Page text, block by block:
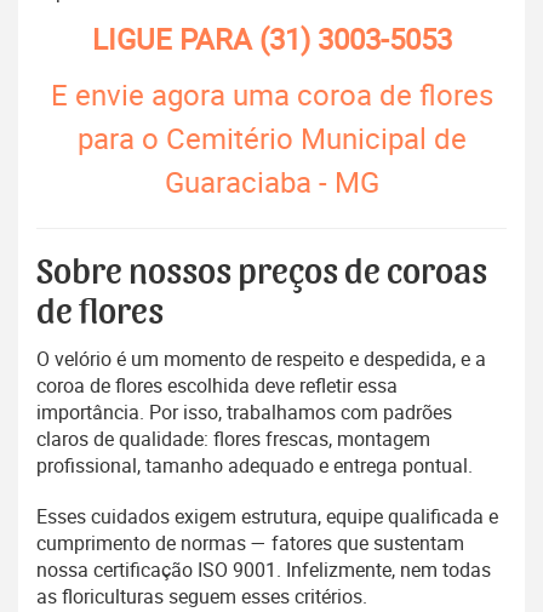
LIGUE PARA(31) 3003-5053
E envie agora uma coroa de flores
para o Cemitério Municipal de
Guaraciaba - MG
Sobre nossos preços de coroas
de flores
O velório é um momento de respeito e despedida, e a
coroa de flores escolhida deve refletir essa
importância. Por isso, trabalhamos com padrões
claros de qualidade: flores frescas, montagem
profissional, tamanho adequado e entrega pontual.
Esses cuidados exigem estrutura, equipe qualificada e
cumprimento de normas — fatores que sustentam
nossa certificação ISO 9001. Infelizmente, nem todas
as floriculturas seguem esses critérios.